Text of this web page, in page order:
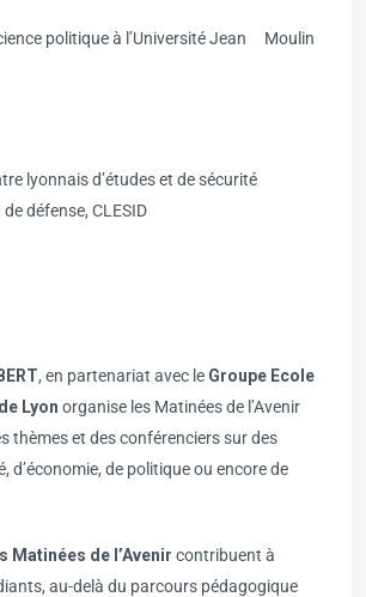
politique à l’Université Jean Moulin
lyonnais d’études et de sécurité
défense, CLESID
, en partenariat avec le Groupe Ecole
Lyon organise les Matinées de l’Avenir
thèmes et des conférenciers sur des
d’économie, de politique ou encore de
Matinées de l’Avenir contribuent à
au-delà du parcours pédagogique